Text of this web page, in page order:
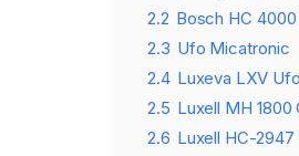
2.2 Bosch HC 4000
2.3 Ufo Micatronic
2.4 Luxeva LXV Ufo
2.5 Luxell MH 1800
2.6 Luxell HC-2947